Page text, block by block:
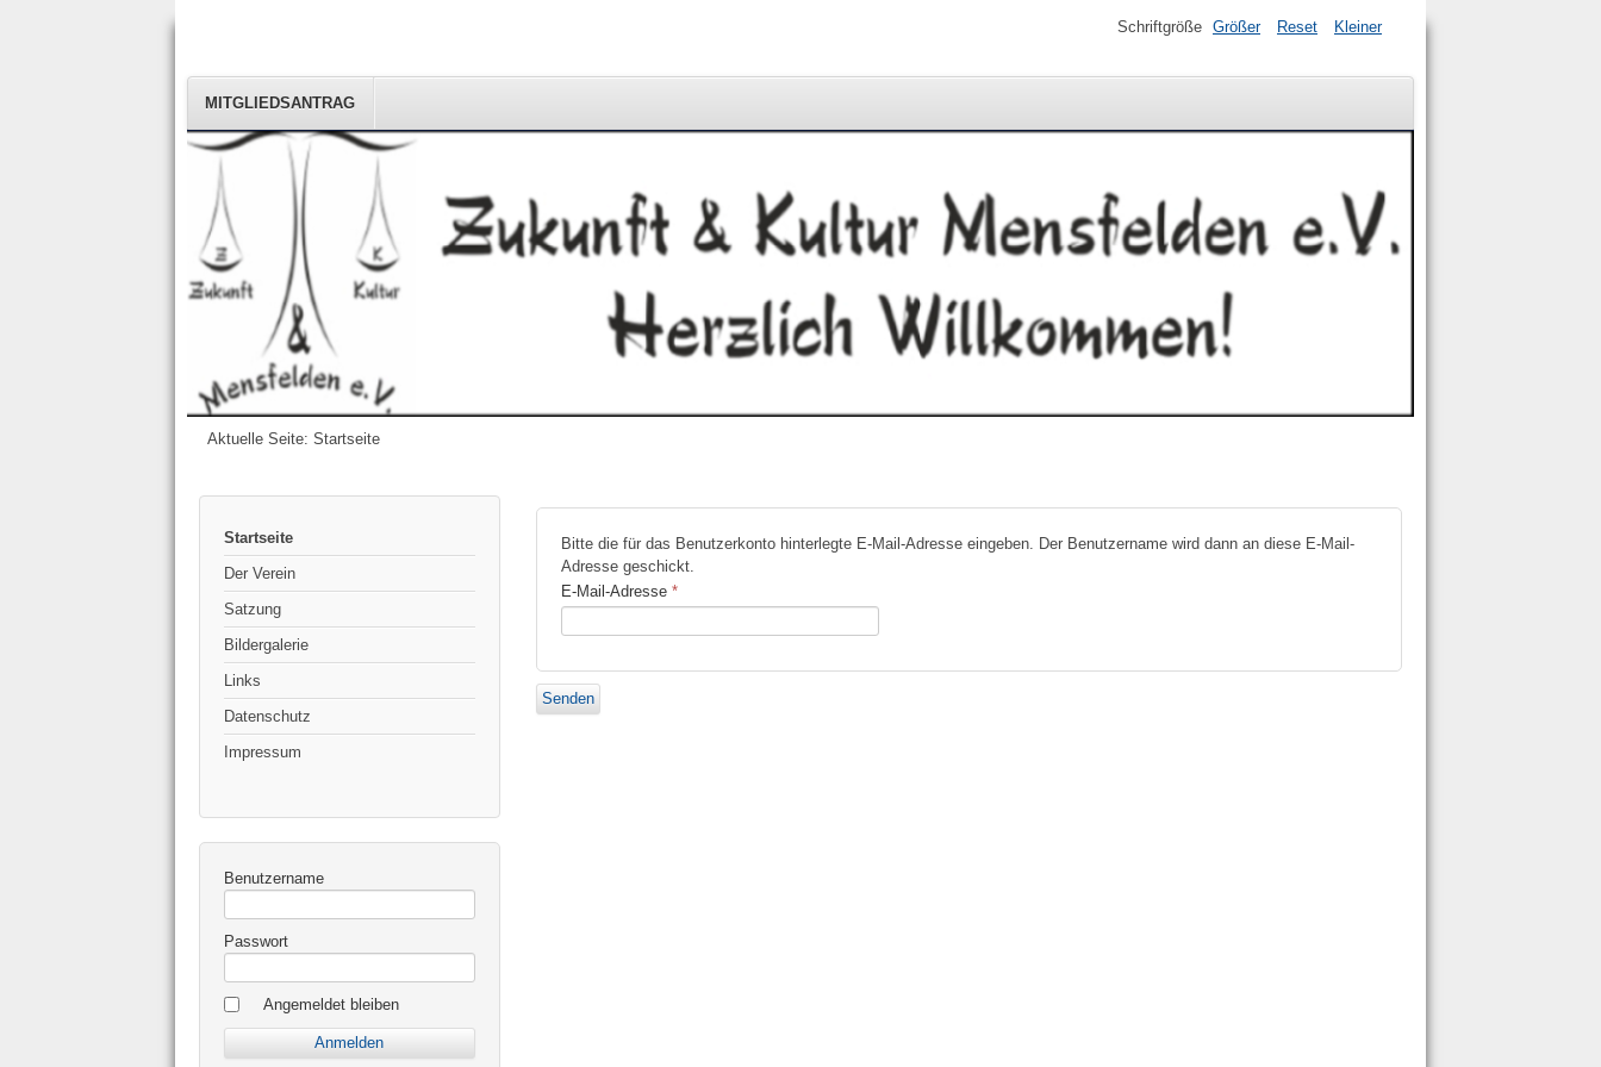
MITGLIEDSANTRAG
Schriftgröße Größer Reset Kleiner
Aktuelle Seite: Startseite
Startseite
Der Verein
Satzung
Bildergalerie
Links
Datenschutz
Impressum
Benutzername
Passwort
Angemeldet bleiben
Bitte die für das Benutzerkonto hinterlegte E-Mail-Adresse eingeben. Der Benutzername wird dann an diese E-Mail-
Adresse geschickt.
E-Mail-Adresse*
Senden